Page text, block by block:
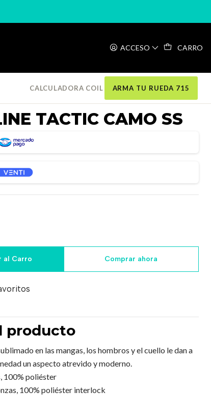
ACCESO CARRO
SS
TACTIC CAMO SS
al Carro Comprar ahora
producto
en las mangas, los hombros y el cuello le dan a
un aspecto atrevido y moderno.
100% poliéster
100% poliéster interlock
CALCULADORA COIL ARMA TU RUEDA 715